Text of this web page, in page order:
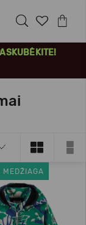
MEDŽIAGA